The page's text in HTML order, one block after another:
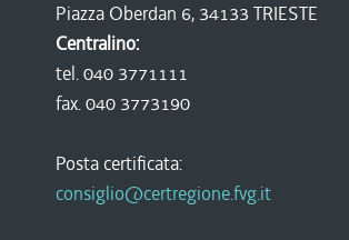
Piazza Oberdan 6, 34133 TRIESTE
Centralino:
tel. 040 3771111
fax. 040 3773190
Posta certificata:
consiglio@certregione.fvg.it